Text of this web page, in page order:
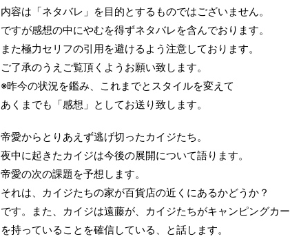
内容は「ネタバレ」を目的とするものではございません。
ですが感想の中にやむを得ずネタバレを含んでおります。
また極力セリフの引用を避けるよう注意しております。
ご了承のうえご覧頂くようお願い致します。
※昨今の状況を鑑み、これまでとスタイルを変えて
あくまでも「感想」としてお送り致します。
帝愛からとりあえず逃げ切ったカイジたち。
夜中に起きたカイジは今後の展開について語ります。
帝愛の次の課題を予想します。
それは、カイジたちの家が百貨店の近くにあるかどうか？
です。また、カイジは遠藤が、カイジたちがキャンピングカー
を持っていることを確信している、と話します。